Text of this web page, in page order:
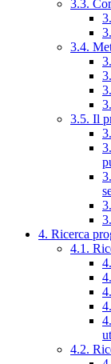
3.3.
3.4.
3.5. Il
4. Ricerca
4.1.
4.2.